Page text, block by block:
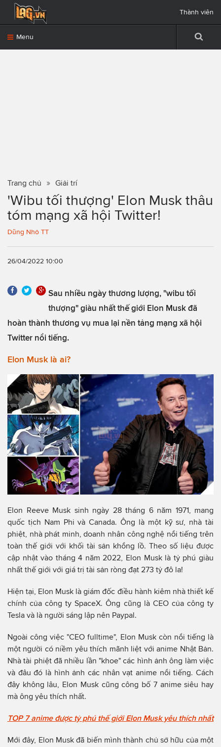
Menu
Thành viên
Trang chủ Giải trí
'Wibu tối thượng' Elon Musk thâu
tóm mạng xã hội Twitter!
Dũng Nhỏ TT
26/04/2022 10:00
Sau nhiều ngày thương lượng, "wibu tối
thượng" giàu nhất thế giới Elon Musk đã
hoàn thành thương vụ mua lại nền tảng mạng xã hội
Twitter nổi tiếng.
Elon Musk là ai?
Elon Reeve Musk sinh ngày 28 tháng 6 năm 1971, mang
quốc tịch Nam Phi và Canada. Ông là một kỹ sư, nhà tài
phiệt, nhà phát minh, doanh nhân công nghệ nổi tiếng trên
toàn thế giới với khối tài sản khổng lồ. Theo số liệu được
cập nhật vào tháng 4 năm 2022, Elon Musk là tỷ phú giàu
nhất thế giới với giá trị tài sản ròng đạt 273 tỷ đô la!
Hiện tại, Elon Musk là giám đốc điều hành kiêm nhà thiết kế
chính của công ty SpaceX. Ông cũng là CEO của công ty
Tesla và là người sáng lập nên Paypal.
Ngoài công việc "CEO fulltime", Elon Musk còn nổi tiếng là
một người có niềm yêu thích mãnh liệt với anime Nhật Bản.
Nhà tài phiệt đã nhiều lần "khoe" các hình ảnh ông làm việc
và đâu đó là hình ảnh các nhân vạt anime nổi tiếng. Cách
đây không lâu, Elon Musk cũng công bố 7 anime siêu hay
mà ông yêu thích nhất.
TOP 7 anime được tỷ phú thế giới Elon Musk yêu thích nhất
Mới đây, Elon Musk đã biến mình thành chủ sở hữu của một